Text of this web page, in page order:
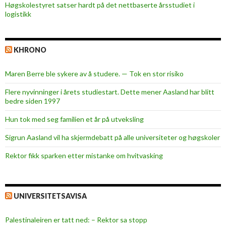
s
Høgskolestyret satser hardt på det nettbaserte årsstudiet i
logistikk
KHRONO
Maren Berre ble sykere av å studere. — Tok en stor risiko
Flere nyvinninger i årets studiestart. Dette mener Aasland har blitt
bedre siden 1997
Hun tok med seg familien et år på utveksling
Sigrun Aasland vil ha skjerm­debatt på alle universiteter og høgskoler
Rektor fikk sparken etter mistanke om hvitvasking
UNIVERSITETSAVISA
Palestinaleiren er tatt ned: – Rektor sa stopp